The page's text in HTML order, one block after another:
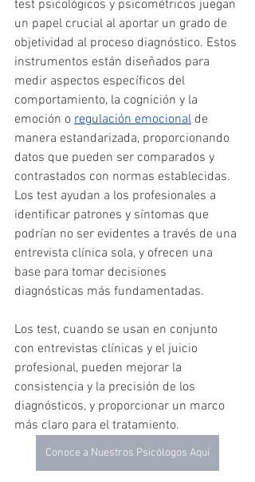
test psicológicos y psicométricos juegan
un papel crucial al aportar un grado de
objetividad al proceso diagnóstico. Estos
instrumentos están diseñados para
medir aspectos específicos del
comportamiento, la cognición y la
emoción o regulación emocional de
manera estandarizada, proporcionando
datos que pueden ser comparados y
contrastados con normas establecidas.
Los test ayudan a los profesionales a
identificar patrones y síntomas que
podrían no ser evidentes a través de una
entrevista clínica sola, y ofrecen una
base para tomar decisiones
diagnósticas más fundamentadas.
Los test, cuando se usan en conjunto
con entrevistas clínicas y el juicio
profesional, pueden mejorar la
consistencia y la precisión de los
diagnósticos, y proporcionar un marco
más claro para el tratamiento.
Conoce a Nuestros Psicólogos Aquí